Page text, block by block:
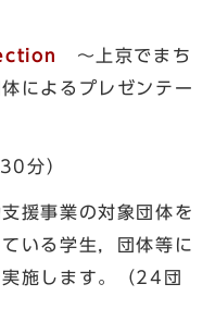
～上京でまち
によるプレゼンテー
分）
援事業の対象団体を
いる学生，団体等に
施します。（24団